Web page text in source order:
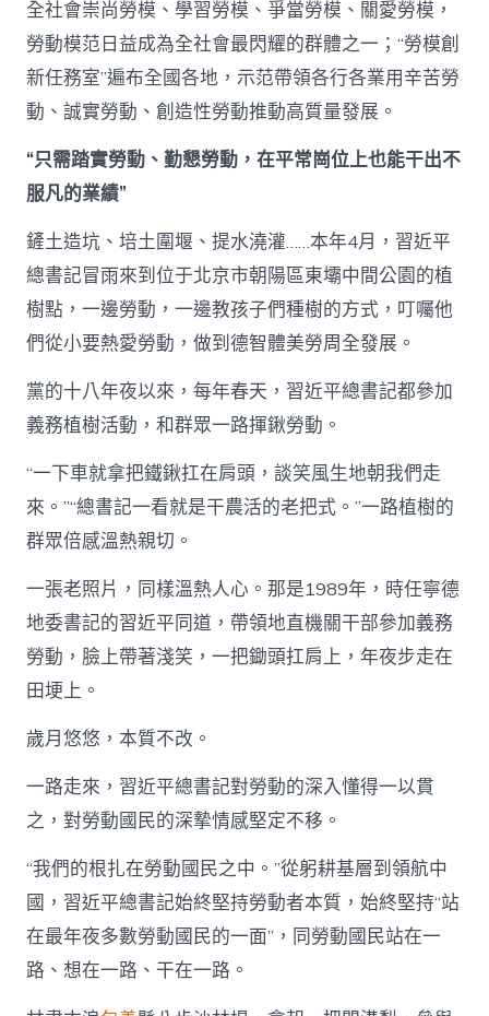
全社會崇尚勞模、學習勞模、爭當勞模、關愛勞模，
勞動模范日益成為全社會最閃耀的群體之一；“勞模創
新任務室”遍布全國各地，示范帶領各行各業用辛苦勞
動、誠實勞動、創造性勞動推動高質量發展。
“只需踏實勞動、勤懇勞動，在平常崗位上也能干出不
服凡的業績”
鏟土造坑、培土圍堰、提水澆灌……本年4月，習近平
總書記冒雨來到位于北京市朝陽區東壩中間公園的植
樹點，一邊勞動，一邊教孩子們種樹的方式，叮囑他
們從小要熱愛勞動，做到德智體美勞周全發展。
黨的十八年夜以來，每年春天，習近平總書記都參加
義務植樹活動，和群眾一路揮鍬勞動。
“一下車就拿把鐵鍬扛在肩頭，談笑風生地朝我們走
來。”“總書記一看就是干農活的老把式。”一路植樹的
群眾倍感溫熱親切。
一張老照片，同樣溫熱人心。那是1989年，時任寧德
地委書記的習近平同道，帶領地直機關干部參加義務
勞動，臉上帶著淺笑，一把鋤頭扛肩上，年夜步走在
田埂上。
歲月悠悠，本質不改。
一路走來，習近平總書記對勞動的深入懂得一以貫
之，對勞動國民的深摯情感堅定不移。
“我們的根扎在勞動國民之中。”從躬耕基層到領航中
國，習近平總書記始終堅持勞動者本質，始終堅持“站
在最年夜多數勞動國民的一面”，同勞動國民站在一
路、想在一路、干在一路。